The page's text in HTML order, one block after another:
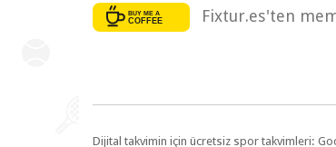
Fixtur.es'ten
Dijital takvimin için ücretsiz spor takvimleri: